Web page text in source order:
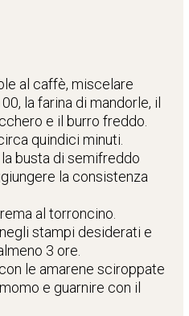
al caffè, miscelare
la farina di mandorle, il
e il burro freddo.
quindici minuti.
busta di semifreddo
la consistenza
al torroncino.
stampi desiderati e
3 ore.
le amarene sciroppate
e guarnire con il